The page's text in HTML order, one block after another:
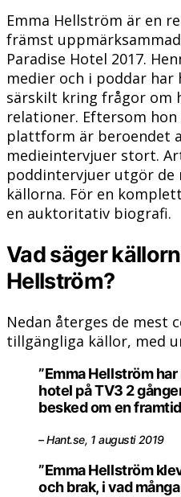
Emma Hellström är en
främst
Paradise Hotel 2017.
medier och i poddar
särskilt kring frågor om
relationer. Eftersom
plattform är beroendet
medieintervjuer stort.
poddintervjuer utgör de
källorna. För en
en auktoritativ biografi.
Vad säger
Hellström?
Nedan återges de mest
tillgängliga källor, med
”Emma Hellström
hotel på TV3 2
besked om en
– Hant.se, 1 augusti 2019
”Emma Hellström
och brak, i vad